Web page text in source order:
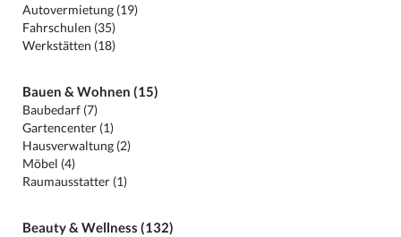
Autovermietung (19)
Fahrschulen (35)
Werkstätten (18)
Bauen & Wohnen (15)
Baubedarf (7)
Gartencenter (1)
Hausverwaltung (2)
Möbel (4)
Raumausstatter (1)
Beauty & Wellness (132)